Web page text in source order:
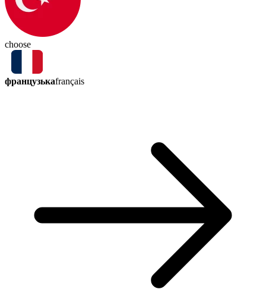
choose
французькаfrançais